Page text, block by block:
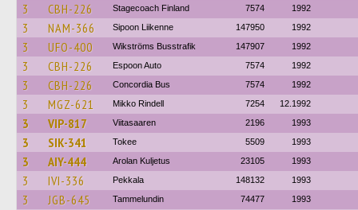
3 CBH-226 Stagecoach Finland 7574 1992
3 NAM-366 Sipoon Liikenne 147950 1992
3 UFO-400 Wikströms Busstrafik 147907 1992
3 CBH-226 Espoon Auto 7574 1992
3 CBH-226 Concordia Bus 7574 1992
3 MGZ-621 Mikko Rindell 7254 12.1992
3 VIP-817 Viitasaaren 2196 1993
3 SIK-341 Tokee 5509 1993
3 AIY-444 Arolan Kuljetus 23105 1993
3 IVI-336 Pekkala 148132 1993
3 JGB-645 Tammelundin 74477 1993